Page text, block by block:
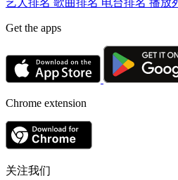
Get the apps
Chrome extension
关注我们